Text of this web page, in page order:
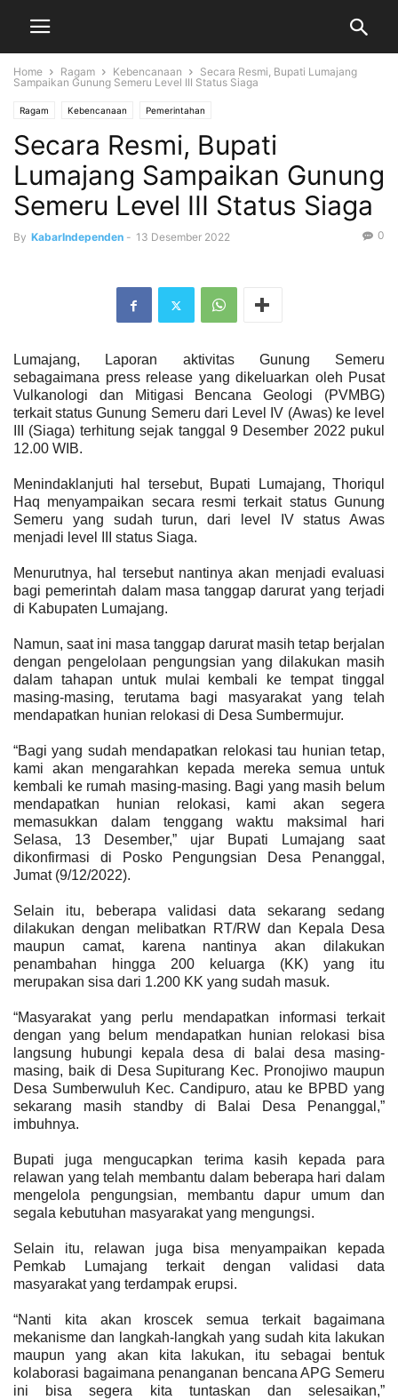
Home Ragam Kebencanaan
Secara Resmi, Bupati Lumajang
Sampaikan Gunung Semeru Level III Status Siaga
Ragam Kebencanaan Pemerintahan
Secara Resmi, Bupati
Lumajang Sampaikan Gunung
Semeru Level III Status Siaga
By KabarIndependen - 13 Desember 2022 0
Lumajang, Laporan aktivitas Gunung Semeru
sebagaimana press release yang dikeluarkan oleh Pusat
Vulkanologi dan Mitigasi Bencana Geologi (PVMBG)
terkait status Gunung Semeru dari Level IV (Awas) ke level
III (Siaga) terhitung sejak tanggal 9 Desember 2022 pukul
12.00 WIB.
Menindaklanjuti hal tersebut, Bupati Lumajang, Thoriqul
Haq menyampaikan secara resmi terkait status Gunung
Semeru yang sudah turun, dari level IV status Awas
menjadi level III status Siaga.
Menurutnya, hal tersebut nantinya akan menjadi evaluasi
bagi pemerintah dalam masa tanggap darurat yang terjadi
di Kabupaten Lumajang.
Namun, saat ini masa tanggap darurat masih tetap berjalan
dengan pengelolaan pengungsian yang dilakukan masih
dalam tahapan untuk mulai kembali ke tempat tinggal
masing-masing, terutama bagi masyarakat yang telah
mendapatkan hunian relokasi di Desa Sumbermujur.
“Bagi yang sudah mendapatkan relokasi tau hunian tetap,
kami akan mengarahkan kepada mereka semua untuk
kembali ke rumah masing-masing. Bagi yang masih belum
mendapatkan hunian relokasi, kami akan segera
memasukkan dalam tenggang waktu maksimal hari
Selasa, 13 Desember,” ujar Bupati Lumajang saat
dikonfirmasi di Posko Pengungsian Desa Penanggal,
Jumat (9/12/2022).
Selain itu, beberapa validasi data sekarang sedang
dilakukan dengan melibatkan RT/RW dan Kepala Desa
maupun camat, karena nantinya akan dilakukan
penambahan hingga 200 keluarga (KK) yang itu
merupakan sisa dari 1.200 KK yang sudah masuk.
“Masyarakat yang perlu mendapatkan informasi terkait
dengan yang belum mendapatkan hunian relokasi bisa
langsung hubungi kepala desa di balai desa masing-
masing, baik di Desa Supiturang Kec. Pronojiwo maupun
Desa Sumberwuluh Kec. Candipuro, atau ke BPBD yang
sekarang masih standby di Balai Desa Penanggal,”
imbuhnya.
Bupati juga mengucapkan terima kasih kepada para
relawan yang telah membantu dalam beberapa hari dalam
mengelola pengungsian, membantu dapur umum dan
segala kebutuhan masyarakat yang mengungsi.
Selain itu, relawan juga bisa menyampaikan kepada
Pemkab Lumajang terkait dengan validasi data
masyarakat yang terdampak erupsi.
“Nanti kita akan kroscek semua terkait bagaimana
mekanisme dan langkah-langkah yang sudah kita lakukan
maupun yang akan kita lakukan, itu sebagai bentuk
kolaborasi bagaimana penanganan bencana APG Semeru
ini bisa segera kita tuntaskan dan selesaikan,”